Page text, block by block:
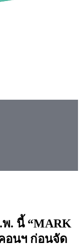
. นี้ “MARK
อนฯ ก่อนจัด